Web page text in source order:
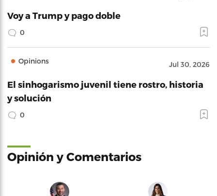
Voy a Trump y pago doble
0
Opinions Jul 30, 2026
El sinhogarismo juvenil tiene rostro, historia
y solución
0
Opinión y Comentarios